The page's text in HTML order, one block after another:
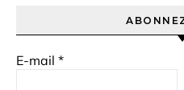
E-mail *